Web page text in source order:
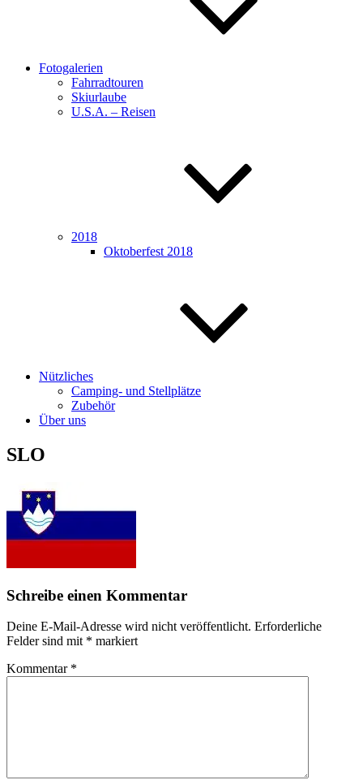
Fotogalerien
Fahrradtouren
Skiurlaube
U.S.A. – Reisen
2018
Oktoberfest 2018
Nützliches
Camping- und Stellplätze
Zubehör
Über uns
SLO
Schreibe einen Kommentar
Deine E-Mail-Adresse wird nicht veröffentlicht. Erforderliche
Felder sind mit * markiert
Kommentar *